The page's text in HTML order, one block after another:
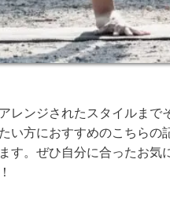
レンジされたスタイルまで
い方におすすめのこちらの
す。ぜひ自分に合ったお気